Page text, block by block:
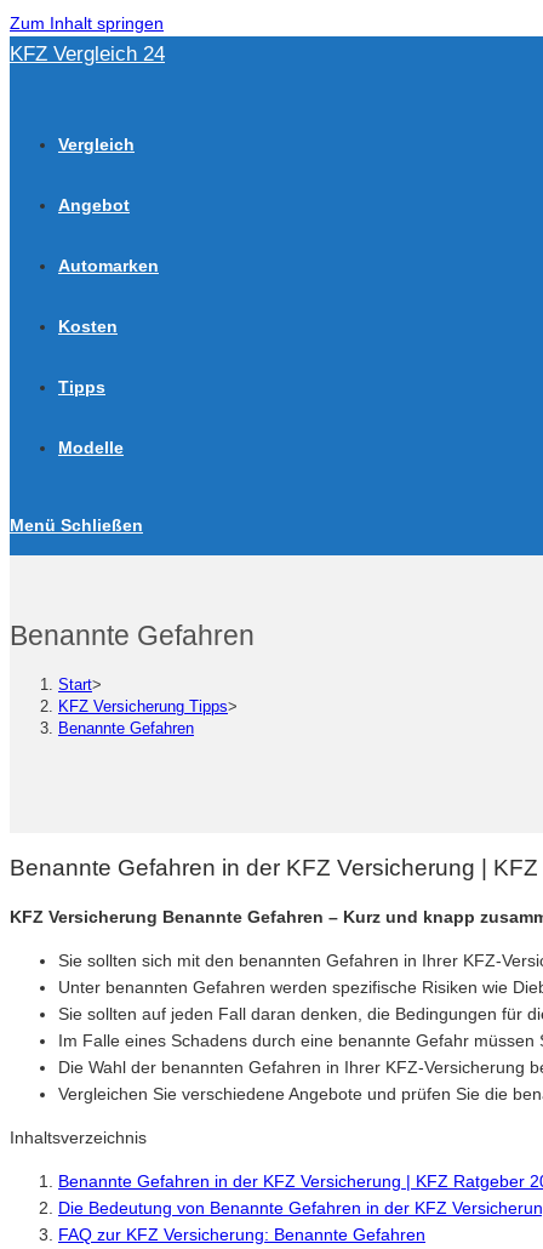
Zum Inhalt springen
KFZ Vergleich 24
Vergleich
Angebot
Automarken
Kosten
Tipps
Modelle
Menü Schließen
Benannte Gefahren
Start>
KFZ Versicherung Tipps>
Benannte Gefahren
Benannte Gefahren in der KFZ Versicherung |
KFZ Versicherung Benannte Gefahren – Kurz und knapp
Sie sollten sich mit den benannten Gefahren in Ihrer KFZ-
Unter benannten Gefahren werden spezifische Risiken wie
Sie sollten auf jeden Fall daran denken, die Bedingungen für
Im Falle eines Schadens durch eine benannte Gefahr
Die Wahl der benannten Gefahren in Ihrer KFZ-Versicherung
Vergleichen Sie verschiedene Angebote und prüfen Sie die
Inhaltsverzeichnis
Benannte Gefahren in der KFZ Versicherung | KFZ Ratgeber
Die Bedeutung von Benannte Gefahren in der KFZ
FAQ zur KFZ Versicherung: Benannte Gefahren